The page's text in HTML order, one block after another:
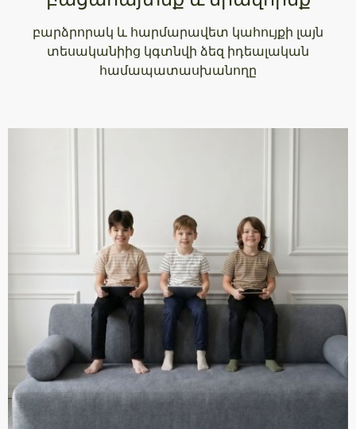
բարձրորակ և հարմարավետ կահույքի լայն
տեսականիից կգտնվի ձեզ իդեալական
համապատասխանողը